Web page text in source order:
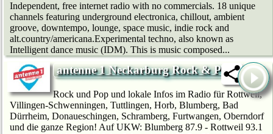
Independent, free internet radio with no commercials. 18 unique
channels featuring underground electronica, chillout, ambient
groove, downtempo, lounge, space music, indie rock and
alt.country/americana.Experimental techno, also known as
Intelligent dance music (IDM). This is music composed...
antenne 1 Neckarburg Rock & Pop
Rock und Pop und lokale Infos im Radio für Rottweil,
Villingen-Schwenningen, Tuttlingen, Horb, Blumberg, Bad
Dürrheim, Donaueschingen, Schramberg, Furtwangen, Oberndorf
und die ganze Region! Auf UKW: Blumberg 87.9 - Rottweil 93.1